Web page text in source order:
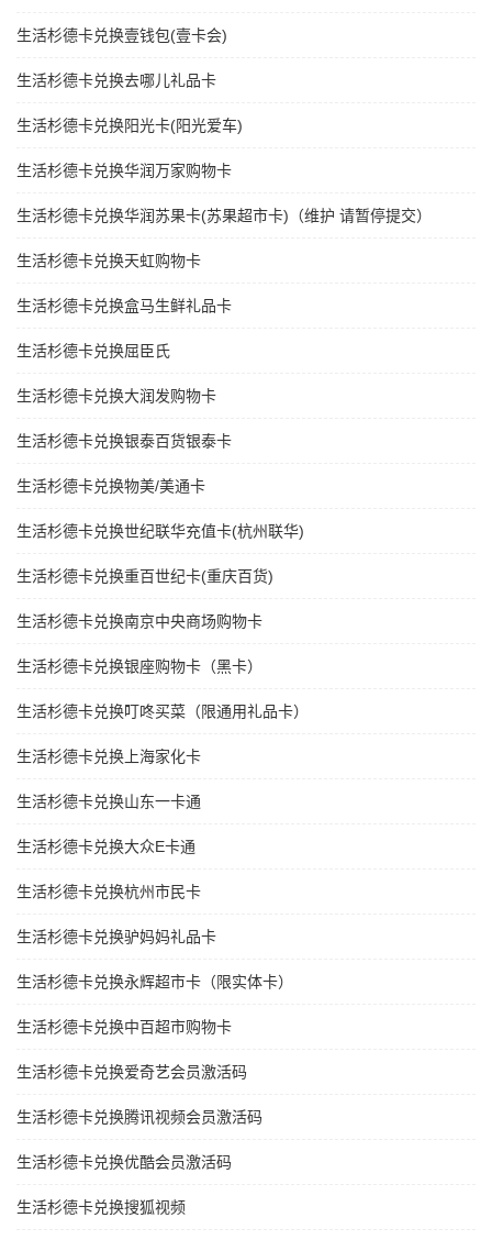
生活杉德卡兑换壹钱包(壹卡会)
生活杉德卡兑换去哪儿礼品卡
生活杉德卡兑换阳光卡(阳光爱车)
生活杉德卡兑换华润万家购物卡
生活杉德卡兑换华润苏果卡(苏果超市卡)（维护 请暂停提交）
生活杉德卡兑换天虹购物卡
生活杉德卡兑换盒马生鲜礼品卡
生活杉德卡兑换屈臣氏
生活杉德卡兑换大润发购物卡
生活杉德卡兑换银泰百货银泰卡
生活杉德卡兑换物美/美通卡
生活杉德卡兑换世纪联华充值卡(杭州联华)
生活杉德卡兑换重百世纪卡(重庆百货)
生活杉德卡兑换南京中央商场购物卡
生活杉德卡兑换银座购物卡（黑卡）
生活杉德卡兑换叮咚买菜（限通用礼品卡）
生活杉德卡兑换上海家化卡
生活杉德卡兑换山东一卡通
生活杉德卡兑换大众E卡通
生活杉德卡兑换杭州市民卡
生活杉德卡兑换驴妈妈礼品卡
生活杉德卡兑换永辉超市卡（限实体卡）
生活杉德卡兑换中百超市购物卡
生活杉德卡兑换爱奇艺会员激活码
生活杉德卡兑换腾讯视频会员激活码
生活杉德卡兑换优酷会员激活码
生活杉德卡兑换搜狐视频